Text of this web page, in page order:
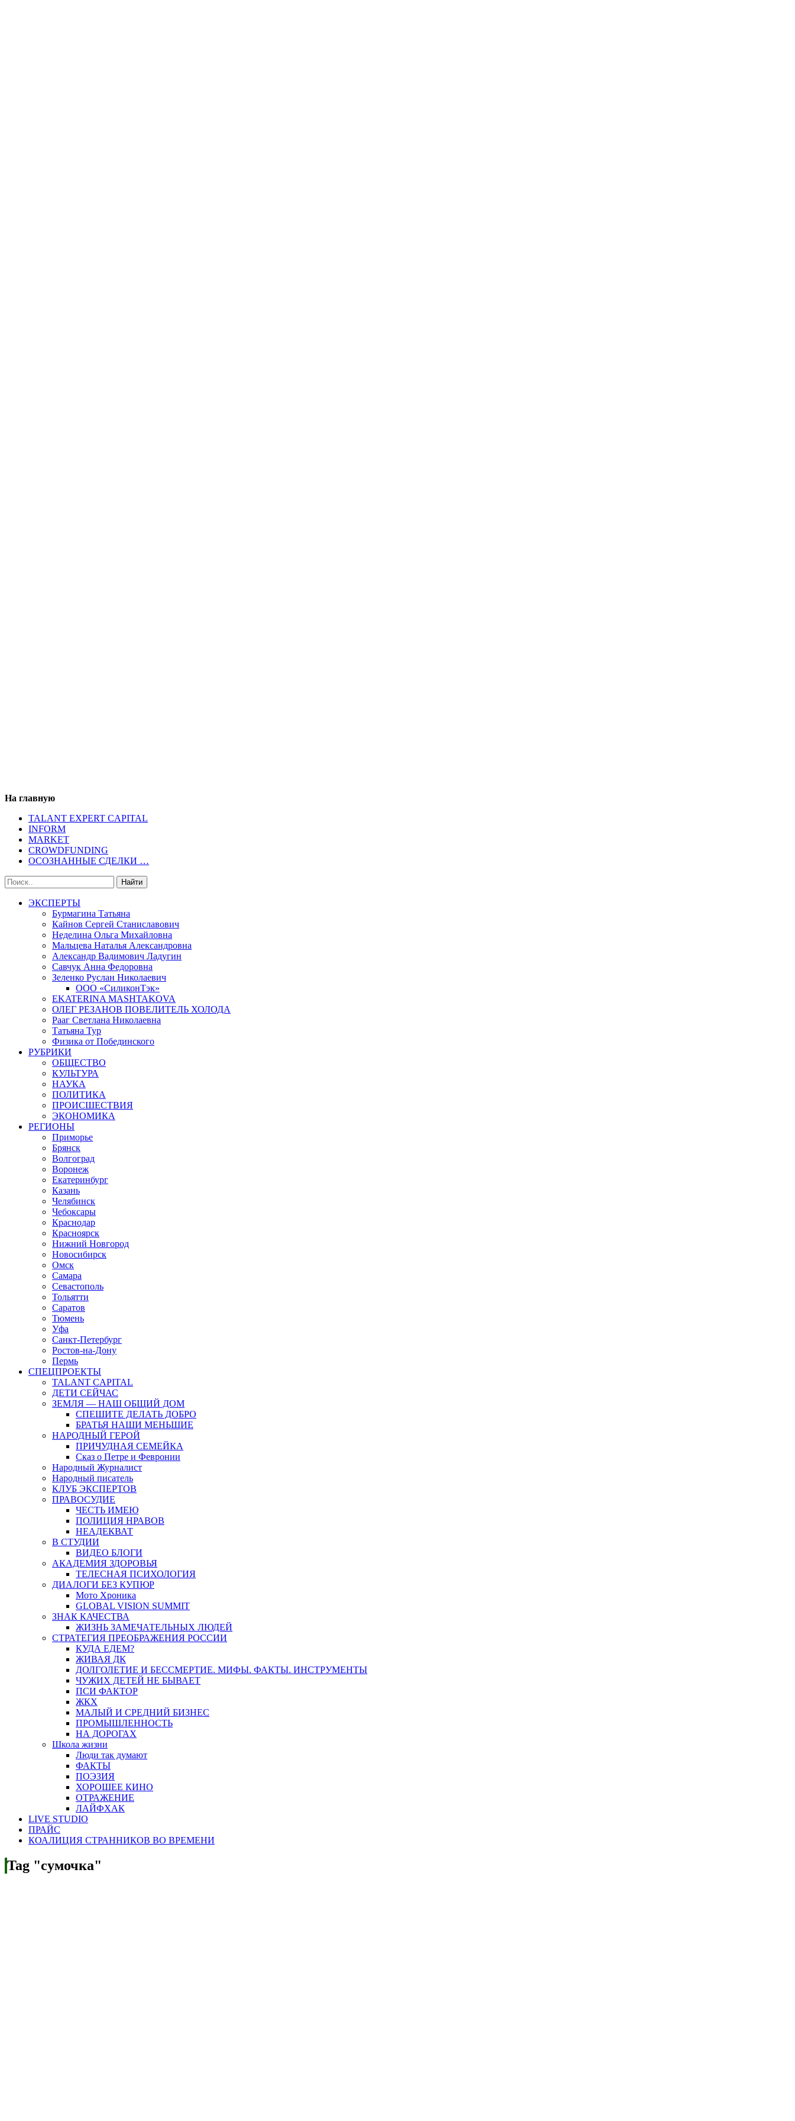
На главную
TALANT EXPERT CAPITAL
INFORM
MARKET
CROWDFUNDING
ОСОЗНАННЫЕ СДЕЛКИ …
ЭКСПЕРТЫ
Бурмагина Татьяна
Кайнов Сергей Станиславович
Неделина Ольга Михайловна
Мальцева Наталья Александровна
Александр Вадимович Ладугин
Савчук Анна Федоровна
Зеленко Руслан Николаевич
ООО «СиликонТэк»
EKATERINA MASHTAKOVA
ОЛЕГ РЕЗАНОВ ПОВЕЛИТЕЛЬ ХОЛОДА
Рааг Светлана Николаевна
Татьяна Тур
Физика от Побединского
РУБРИКИ
ОБЩЕСТВО
КУЛЬТУРА
НАУКА
ПОЛИТИКА
ПРОИСШЕСТВИЯ
ЭКОНОМИКА
РЕГИОНЫ
Приморье
Брянск
Волгоград
Воронеж
Екатеринбург
Казань
Челябинск
Чебоксары
Краснодар
Красноярск
Нижний Новгород
Новосибирск
Омск
Самара
Севастополь
Тольятти
Саратов
Тюмень
Уфа
Санкт-Петербург
Ростов-на-Дону
Пермь
СПЕЦПРОЕКТЫ
TALANT CAPITAL
ДЕТИ СЕЙЧАС
ЗЕМЛЯ — НАШ ОБЩИЙ ДОМ
СПЕШИТЕ ДЕЛАТЬ ДОБРО
БРАТЬЯ НАШИ МЕНЬШИЕ
НАРОДНЫЙ ГЕРОЙ
ПРИЧУДНАЯ СЕМЕЙКА
Сказ о Петре и Февронии
Народный Журналист
Народный писатель
КЛУБ ЭКСПЕРТОВ
ПРАВОСУДИЕ
ЧЕСТЬ ИМЕЮ
ПОЛИЦИЯ НРАВОВ
НЕАДЕКВАТ
В СТУДИИ
ВИДЕО БЛОГИ
АКАДЕМИЯ ЗДОРОВЬЯ
ТЕЛЕСНАЯ ПСИХОЛОГИЯ
ДИАЛОГИ БЕЗ КУПЮР
Мото Хроника
GLOBAL VISION SUMMIT
ЗНАК КАЧЕСТВА
ЖИЗНЬ ЗАМЕЧАТЕЛЬНЫХ ЛЮДЕЙ
СТРАТЕГИЯ ПРЕОБРАЖЕНИЯ РОССИИ
КУДА ЕДЕМ?
ЖИВАЯ ДК
ДОЛГОЛЕТИЕ И БЕССМЕРТИЕ. МИФЫ. ФАКТЫ. ИНСТРУМЕНТЫ
ЧУЖИХ ДЕТЕЙ НЕ БЫВАЕТ
ПСИ ФАКТОР
ЖКХ
МАЛЫЙ И СРЕДНИЙ БИЗНЕС
ПРОМЫШЛЕННОСТЬ
НА ДОРОГАХ
Школа жизни
Люди так думают
ФАКТЫ
ПОЭЗИЯ
ХОРОШЕЕ КИНО
ОТРАЖЕНИЕ
ЛАЙФХАК
LIVE STUDIO
ПРАЙС
КОАЛИЦИЯ СТРАННИКОВ ВО ВРЕМЕНИ
Tag "сумочка"